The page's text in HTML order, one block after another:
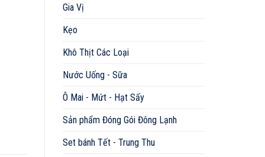
Gia Vị
Kẹo
Khô Thịt Các Loại
Nước Uống - Sữa
Ô Mai - Mứt - Hạt Sấy
Sản phẩm Đóng Gói Đông Lạnh
Set bánh Tết - Trung Thu